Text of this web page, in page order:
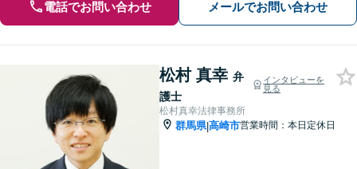
電話でお問い合わせ メールでお問い合わせ
松村 真幸 弁
護士
インタビューを
見る
松村真幸法律事務所
群馬県|高崎市営業時間：本日定休日